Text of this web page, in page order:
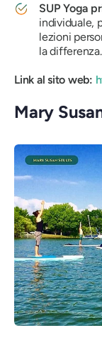
SUP Yoga
individuale,
lezioni
la differenza.
Link al sito web:
Mary